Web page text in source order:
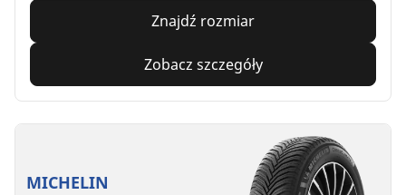
Znajdź rozmiar
Zobacz szczegóły
MICHELIN